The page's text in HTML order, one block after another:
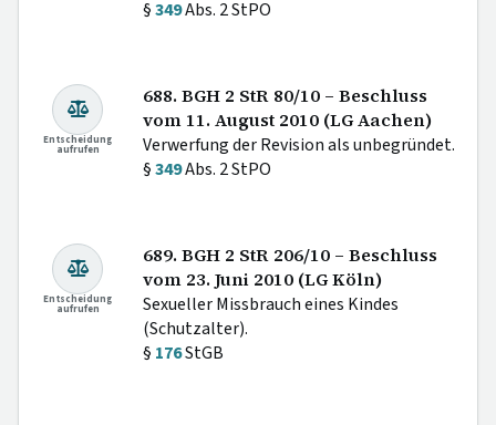
§349Abs. 2 StPO
Entscheidung
aufrufen
688. BGH 2 StR 80/10 – Beschluss
vom 11. August 2010 (LG Aachen)
Verwerfung der Revision als unbegründet.
§349Abs. 2 StPO
Entscheidung
aufrufen
689. BGH 2 StR 206/10 – Beschluss
vom 23. Juni 2010 (LG Köln)
Sexueller Missbrauch eines Kindes
(Schutzalter).
§ 176StGB